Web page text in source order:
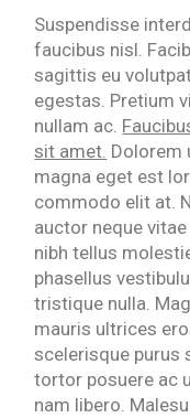
Suspendisse
faucibus nisl.
sagittis eu
egestas. Pretium
nullam ac.
sit amet. Dolorem
magna eget est
commodo elit at.
auctor neque
nibh tellus
phasellus
tristique nulla.
mauris ultrices
scelerisque purus
tortor posuere ac
nam libero.